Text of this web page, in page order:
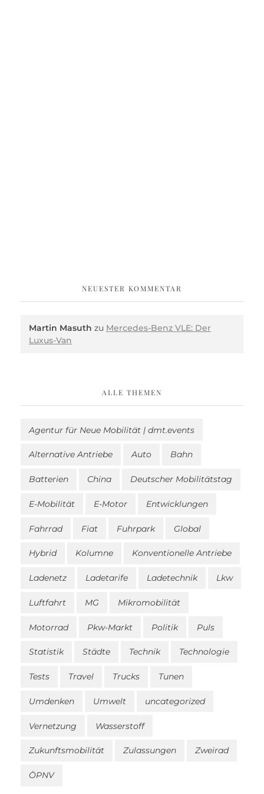
NEUESTER KOMMENTAR
Martin Masuth zu Mercedes-Benz VLE: Der
Luxus-Van
ALLE THEMEN
Agentur für Neue Mobilität | dmt.events
Alternative Antriebe Auto Bahn
Batterien China Deutscher Mobilitätstag
E-Mobilität E-Motor Entwicklungen
Fahrrad Fiat Fuhrpark Global
Hybrid Kolumne Konventionelle Antriebe
Ladenetz Ladetarife Ladetechnik Lkw
Luftfahrt MG Mikromobilität
Motorrad Pkw-Markt Politik Puls
Statistik Städte Technik Technologie
Tests Travel Trucks Tunen
Umdenken Umwelt uncategorized
Vernetzung Wasserstoff
Zukunftsmobilität Zulassungen Zweirad
ÖPNV